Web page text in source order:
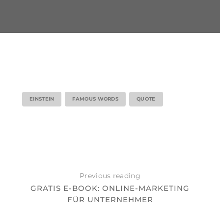
EINSTEIN FAMOUS WORDS QUOTE
Previous reading
GRATIS E-BOOK: ONLINE-MARKETING
FÜR UNTERNEHMER